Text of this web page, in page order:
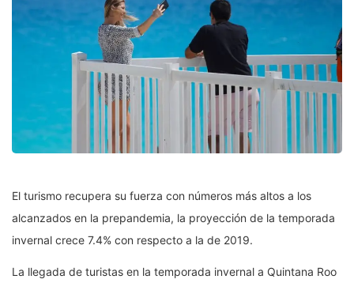
El turismo recupera su fuerza con números más altos a los
alcanzados en la prepandemia, la proyección de la temporada
invernal crece 7.4% con respecto a la de 2019.
La llegada de turistas en la temporada invernal a Quintana Roo